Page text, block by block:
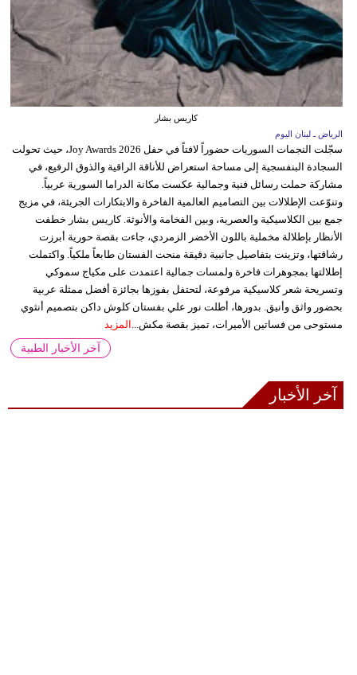
كاريس بشار
الرياض ـ لبنان اليوم
سجّلت النجمات السوريات حضوراً لافتاً في حفل Joy Awards 2026، حيث تحولت
السجادة البنفسجية إلى مساحة استعراض للأناقة الراقية والذوق الرفيع، في
مشاركة حملت رسائل فنية وجمالية عكست مكانة الدراما السورية عربياً.
وتنوّعت الإطلالات بين التصاميم العالمية الفاخرة والابتكارات الجريئة، في مزيج
جمع بين الكلاسيكية والعصرية، وبين الفخامة والأنوثة. كاريس بشار خطفت
الأنظار بإطلالة مخملية باللون الأخضر الزمردي، جاءت بقصة حورية أبرزت
رشاقتها، وتزينت بتفاصيل جانبية دقيقة منحت الفستان طابعاً ملكياً. واكتملت
إطلالتها بمجوهرات فاخرة ولمسات جمالية اعتمدت على مكياج سموكي
وتسريحة شعر كلاسيكية مرفوعة، لتحتفل بفوزها بجائزة أفضل ممثلة عربية
بحضور واثق وأنيق. بدورها، أطلت نور علي بفستان كلوش داكن بتصميم أنثوي
مستوحى من فساتين الأميرات، تميز بقصة مكش...
المزيد
آخر الأخبار الطبية
آخر الأخبار